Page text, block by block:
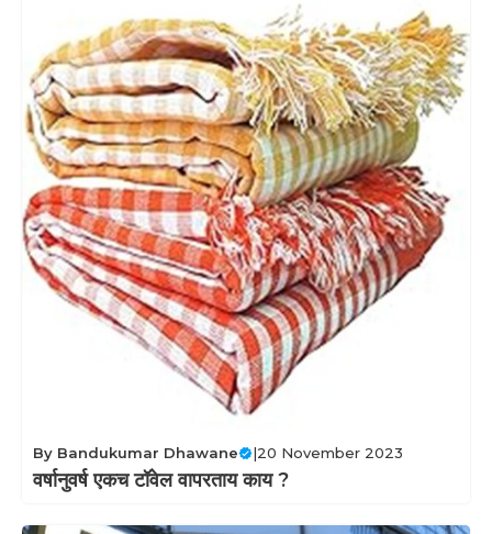
By Bandukumar Dhawane |20 November 2023
वर्षानुवर्ष एकच टॉवेल वापरताय काय ?